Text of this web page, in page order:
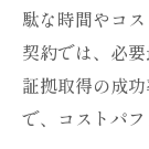
兵庫
料
夫婦
証拠取得
駄な時間やコ
契約では、必
証拠取得の成
で、コストパ